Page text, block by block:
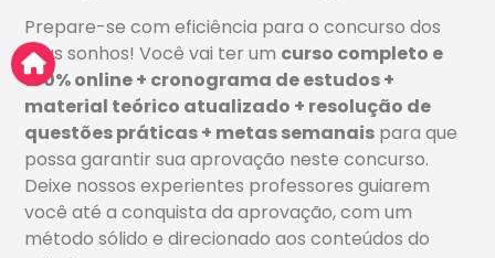
Prepare-se com eficiência para o concurso dos
seus sonhos! Você vai ter um curso completo e
100% online + cronograma de estudos +
material teórico atualizado + resolução de
questões práticas + metas semanais para que
possa garantir sua aprovação neste concurso.
Deixe nossos experientes professores guiarem
você até a conquista da aprovação, com um
método sólido e direcionado aos conteúdos do